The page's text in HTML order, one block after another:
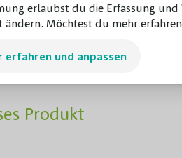
erlaubst du die Erfassung und
ändern. Möchtest du mehr
erfahren und anpassen
Produkt